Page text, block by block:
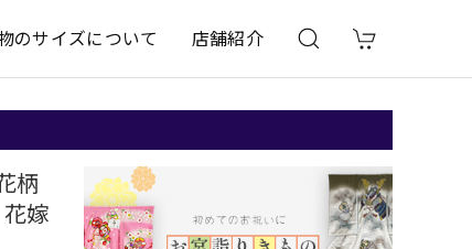
のサイズについて 店舗紹介
柄
嫁